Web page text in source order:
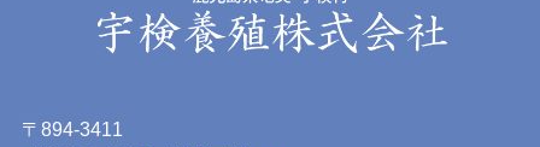
〒894-3411